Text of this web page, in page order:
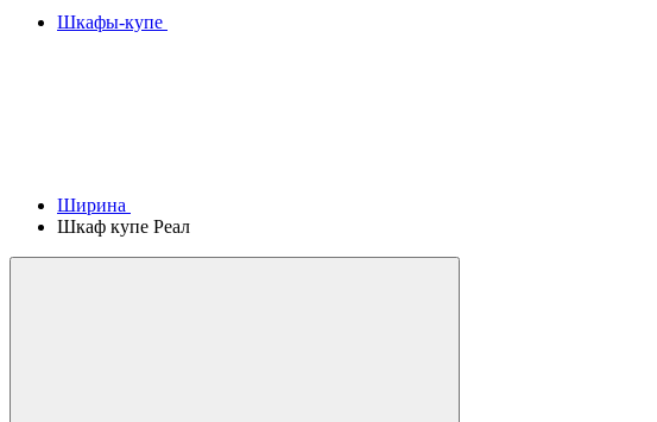
Шкафы-купе
Ширина
Шкаф купе Реал